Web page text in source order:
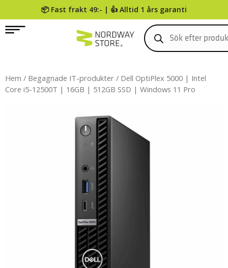
📦 Fast frakt 49:- | 👍 Alltid 1 års garanti
0
Hem / Begagnade IT-produkter / Dell OptiPlex 5000 | Intel
Core i5-12500T | 16GB | 512GB SSD | Windows 11 Pro